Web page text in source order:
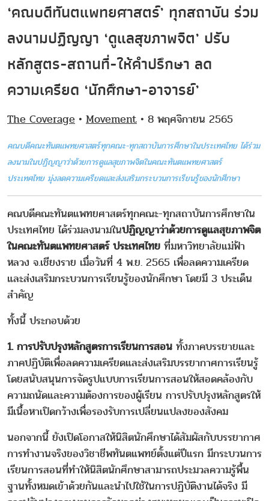
‘คณบดีทันตแพทยศาสตร์’ ทุกสถาบัน ร่วม
ลงนามปฏิญญา ‘ดูแลสุขภาพจิต’ ปรับ
หลักสูตร-สถานที่-ให้คำปรึกษา ลด
ความเครียด ‘นักศึกษา-อาจารย์’
The Coverage • Movement • 8 พฤศจิกายน 2565
คณบดีคณะทันตแพทยศาสตร์ทุกคณะ-ทุกสถาบันการศึกษาในประเทศไทย ได้ร่วม
ลงนามในปฏิญญาว่าด้วยการดูแลสุขภาพจิตในคณะทันตแพทยศาสตร์
ประเทศไทย มุ่งลดความเครียดและส่งเสริมกระบวนการเรียนรู้ของนักศึกษา
คณบดีคณะทันตแพทยศาสตร์ทุกคณะ-ทุกสถาบันการศึกษาใน
ประเทศไทย ได้ร่วมลงนามในปฏิญญาว่าด้วยการดูแลสุขภาพจิต
ในคณะทันตแพทยศาสตร์ ประเทศไทย ที่มหาวิทยาลัยแม่ฟ้า
หลวง จ.เชียงราย เมื่อวันที่ 4 พ.ย. 2565 เพื่อลดความเครียด
และส่งเสริมกระบวนการเรียนรู้ของนักศึกษา โดยมี 3 ประเด็น
สำคัญ
ทั้งนี้ ประกอบด้วย
1. การปรับปรุงหลักสูตรการเรียนการสอน ทั้งภาคบรรยายและ
ภาคปฏิบัติเพื่อลดความเครียดและส่งเสริมบรรยากาศการเรียนรู้
โดยสนับสนุนการจัดรูปแบบการเรียนการสอนให้สอดคล้องกับ
ความถนัดและความต้องการของผู้เรียน การปรับปรุงหลักสูตรให้
มีเนื้อหาเปิดกว้างเพื่อรองรับการเปลี่ยนแปลงของสังคม
นอกจากนี้ ยังเปิดโอกาสให้นิสิตนักศึกษาได้สัมผัสกับบรรยากาศ
การทำงานจริงของวิชาชีพทันตแพทย์ตั้งแต่ปีแรก มีกระบวนการ
เรียนการสอนที่ทำให้นิสิตนักศึกษาสามารถประมวลความรู้พื้น
ฐานทั้งหมดเข้าด้วยกันและนำไปใช้ในการปฏิบัติงานได้จริง มี